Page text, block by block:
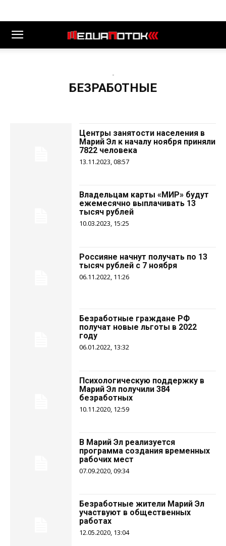
-
БЕЗРАБОТНЫЕ
Центры занятости населения в
Марий Эл к началу ноября приняли
7822 человека
13.11.2023, 08:57
Владельцам карты «МИР» будут
ежемесячно выплачивать 13
тысяч рублей
10.03.2023, 15:25
Россияне начнут получать по 13
тысяч рублей с 7 ноября
06.11.2022, 11:26
Безработные граждане РФ
получат новые льготы в 2022
году
06.01.2022, 13:32
Психологическую поддержку в
Марий Эл получили 384
безработных
10.11.2020, 12:59
В Марий Эл реализуется
программа создания временных
рабочих мест
07.09.2020, 09:34
Безработные жители Марий Эл
участвуют в общественных
работах
12.05.2020, 13:04